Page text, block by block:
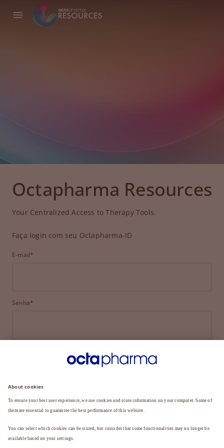
Octapharma Resources
Your Centralized Access to Therapy Tools.
Faça login com seu Octapharma-ID
E-mail*
Senha*
ENTRAR
ESQUECEU SUA SENHA?
Ainda não é membro?